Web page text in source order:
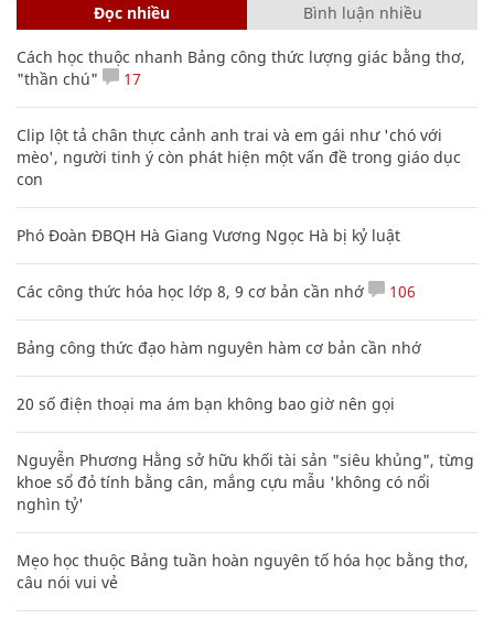
Đọc nhiều Bình luận nhiều
Cách học thuộc nhanh Bảng công thức lượng giác bằng thơ,
"thần chú"
17
Clip lột tả chân thực cảnh anh trai và em gái như 'chó với
mèo', người tinh ý còn phát hiện một vấn đề trong giáo dục
con
Phó Đoàn ĐBQH Hà Giang Vương Ngọc Hà bị kỷ luật
Các công thức hóa học lớp 8, 9 cơ bản cần nhớ 106
Bảng công thức đạo hàm nguyên hàm cơ bản cần nhớ
20 số điện thoại ma ám bạn không bao giờ nên gọi
Nguyễn Phương Hằng sở hữu khối tài sản "siêu khủng", từng
khoe sổ đỏ tính bằng cân, mắng cựu mẫu 'không có nổi
nghìn tỷ'
Mẹo học thuộc Bảng tuần hoàn nguyên tố hóa học bằng thơ,
câu nói vui vẻ